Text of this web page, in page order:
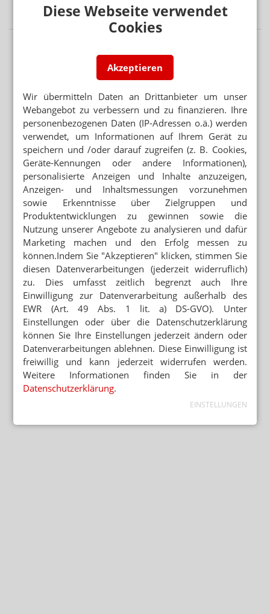
Diese Webseite verwendet
Cookies
Akzeptieren
Wir übermitteln Daten an Drittanbieter um unser
Webangebot zu verbessern und zu finanzieren. Ihre
personenbezogenen Daten (IP-Adressen o.ä.) werden
verwendet, um Informationen auf Ihrem Gerät zu
speichern und /oder darauf zugreifen (z. B. Cookies,
Geräte-Kennungen oder andere Informationen),
personalisierte Anzeigen und Inhalte anzuzeigen,
Anzeigen- und Inhaltsmessungen vorzunehmen
sowie Erkenntnisse über Zielgruppen und
Produktentwicklungen zu gewinnen sowie die
Nutzung unserer Angebote zu analysieren und dafür
Marketing machen und den Erfolg messen zu
können.Indem Sie "Akzeptieren" klicken, stimmen Sie
diesen Datenverarbeitungen (jederzeit widerruflich)
zu. Dies umfasst zeitlich begrenzt auch Ihre
Einwilligung zur Datenverarbeitung außerhalb des
EWR (Art. 49 Abs. 1 lit. a) DS-GVO). Unter
Einstellungen oder über die Datenschutzerklärung
können Sie Ihre Einstellungen jederzeit ändern oder
Datenverarbeitungen ablehnen. Diese Einwilligung ist
freiwillig und kann jederzeit widerrufen werden.
Weitere Informationen finden Sie in der
Datenschutzerklärung.
EINSTELLUNGEN
Erstes Halbjahr: 7 Prozent weniger OTC-Packungen